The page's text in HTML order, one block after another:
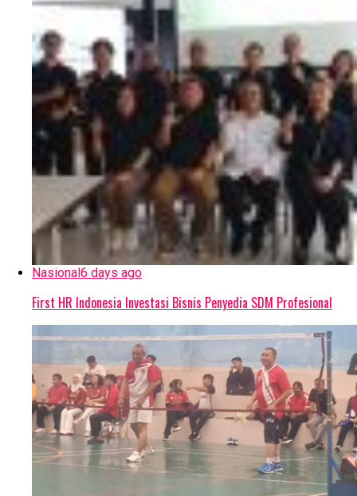
Nasional 6 days ago
First HR Indonesia Investasi Bisnis Penyedia SDM Profesional